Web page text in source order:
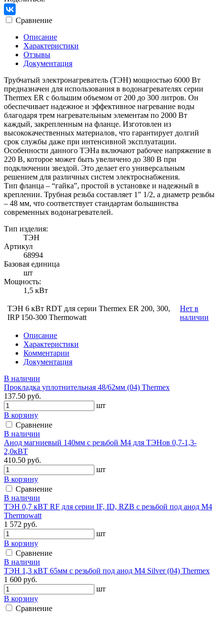
Сравнение
Описание
Характеристики
Отзывы
Документация
Трубчатый электронагреватель (ТЭН) мощностью 6000 Вт
предназначен для использования в водонагревателях серии
Thermex ER с большим объемом от 200 до 300 литров. Он
обеспечивает надежное и эффективное нагревание воды
благодаря трем нагревательным элементам по 2000 Вт
каждый, закрепленным на фланце. Изготовлен из
высококачественных материалов, что гарантирует долгий
срок службы даже при интенсивной эксплуатации.
Особенности данного ТЭНа включают рабочее напряжение в
220 В, которое может быть увеличено до 380 В при
подключении звездой. Это делает его универсальным
решением для различных систем электроснабжения.
Тип фланца – “гайка”, простой в установке и надежный в
креплении. Трубная резьба составляет 1" 1/2, а диаметр резьбы
– 48 мм, что соответствует стандартам большинства
современных водонагревателей.
Тип изделия:
ТЭН
Артикул
68994
Базовая единица
шт
Мощность:
1,5 кВт
ТЭН 6 кВт RDT для серии Thermex ER 200, 300,
IRP 150-300 Thermowatt
Нет в
наличии
Описание
Характеристики
Комментарии
Документация
В наличии
Прокладка уплотнительная 48/62мм (04) Thermex
137.50 руб.
шт
В корзину
Сравнение
В наличии
Анод магниевый 140мм с резьбой М4 для ТЭНов 0,7-1,3-
2,0кВТ
410.50 руб.
шт
В корзину
Сравнение
В наличии
ТЭН 0,7 кВТ RF для серии IF, ID, RZB c резьбой под анод М4
Thermowatt
1 572 руб.
шт
В корзину
Сравнение
В наличии
ТЭН 1,3 кВТ 65мм c резьбой под анод М4 Silver (04) Thermex
1 600 руб.
шт
В корзину
Сравнение